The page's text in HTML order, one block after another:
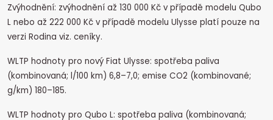
Zvýhodnění: zvýhodnění až 130 000 Kč v případě modelu Qubo
L nebo až 222 000 Kč v případě modelu Ulysse platí pouze na
verzi Rodina viz. ceníky.
WLTP hodnoty pro nový Fiat Ulysse: spotřeba paliva
(kombinovaná; l/100 km) 6,8–7,0; emise CO2 (kombinované;
g/km) 180–185.
WLTP hodnoty pro Qubo L: spotřeba paliva (kombinovaná;